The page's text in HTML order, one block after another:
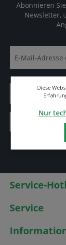
Abonnieren
Newsletter,
Service-
Service
Diese
Nur